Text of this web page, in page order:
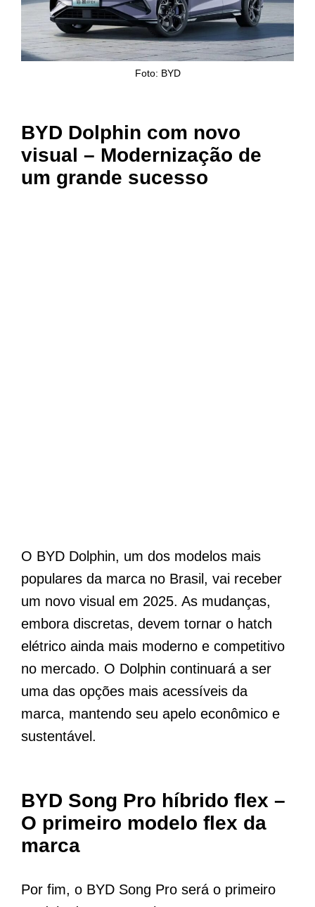
Foto: BYD
BYD Dolphin com novo
visual – Modernização de
um grande sucesso
O BYD Dolphin, um dos modelos mais
populares da marca no Brasil, vai receber
um novo visual em 2025. As mudanças,
embora discretas, devem tornar o hatch
elétrico ainda mais moderno e competitivo
no mercado. O Dolphin continuará a ser
uma das opções mais acessíveis da
marca, mantendo seu apelo econômico e
sustentável.
BYD Song Pro híbrido flex –
O primeiro modelo flex da
marca
Por fim, o BYD Song Pro será o primeiro